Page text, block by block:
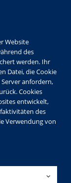
Website
des
werden. Ihr
Datei, die Cookie
anfordern,
Cookies
entwickelt,
des
Verwendung von